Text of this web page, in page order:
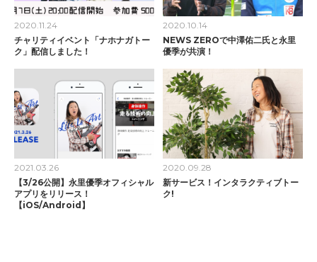
2020.11.24
チャリティイベント「ナホナガトー
ク」配信しました！
2020.10.14
NEWS ZEROで中澤佑二氏と永里
優季が共演！
2021.03.26
【3/26公開】永里優季オフィシャル
アプリをリリース！
【iOS/Android】
2020.09.28
新サービス！インタラクティブトー
ク!